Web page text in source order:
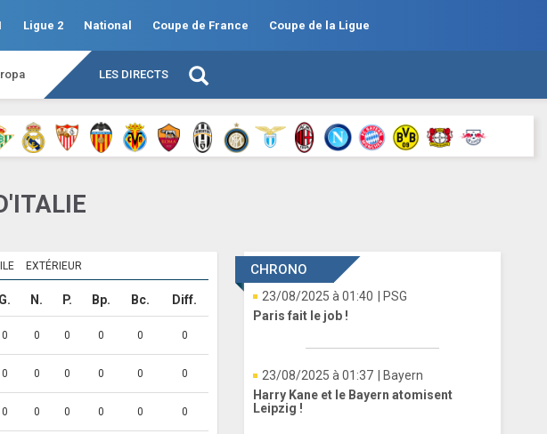
Ligue 2 National Coupe de France Coupe de la Ligue
LES DIRECTS
EXTÉRIEUR
G. N. P. Bp. Bc. Diff.
0 0 0 0 0 0
0 0 0 0 0 0
0 0 0 0 0 0
CHRONO
23/08/2025 à 01:40
| PSG
Paris fait le job !
23/08/2025 à 01:37
| Bayern
Harry Kane et le Bayern atomisent
Leipzig !